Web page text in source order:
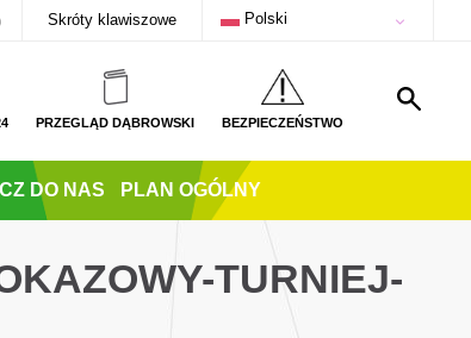
Skróty klawiszowe Polski
PRZEGLĄD DĄBROWSKI BEZPIECZEŃSTWO
DO NAS PLAN OGÓLNY
TURNIEJ-